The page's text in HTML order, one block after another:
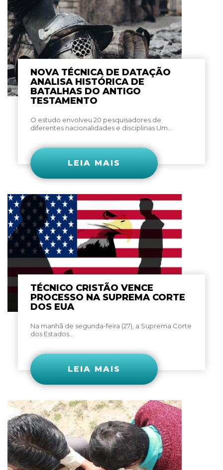
NOVA TÉCNICA DE DATAÇÃO
ANALISA HISTÓRICA DE
BATALHAS DO ANTIGO
TESTAMENTO
O estudo envolveu 20 pesquisadores de
diferentes nacionalidades e disciplinas Um...
LEIA MAIS
TÉCNICO CRISTÃO VENCE
PROCESSO NA SUPREMA CORTE
DOS EUA
Na manhã de segunda-feira (27), a Suprema Corte
dos Estados...
LEIA MAIS